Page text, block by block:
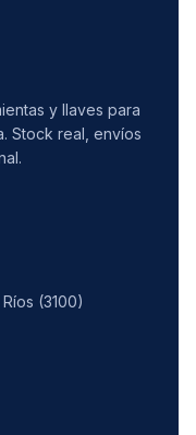
y llaves para
Stock real, envíos
(3100)